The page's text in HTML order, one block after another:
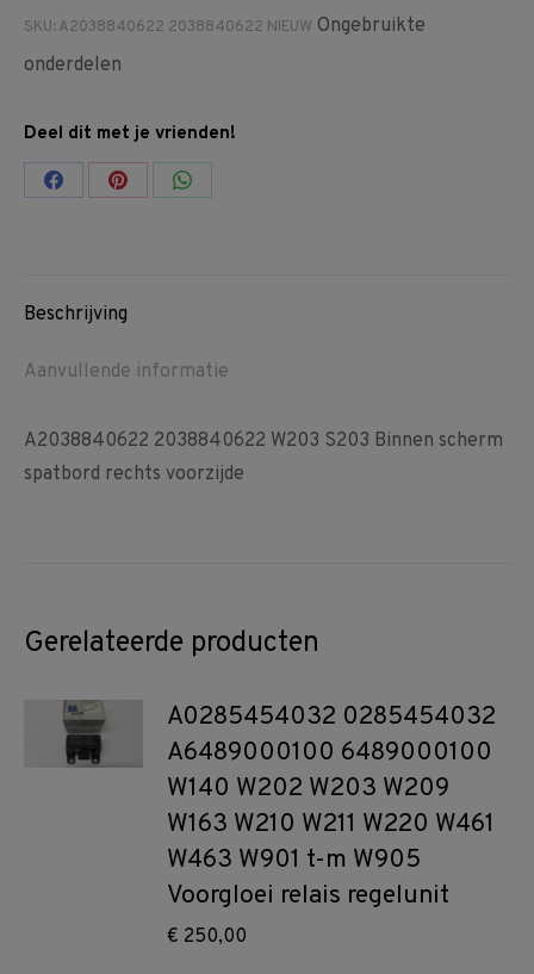
SKU:A2038840622 2038840622 NIEUW Ongebruikte
onderdelen
Deel dit met je vrienden!
Share Share Share
Beschrijving
Aanvullende informatie
A2038840622 2038840622 W203 S203 Binnen scherm
spatbord rechts voorzijde
Gerelateerde producten
A0285454032 0285454032
A6489000100 6489000100
W140 W202 W203 W209
W163 W210 W211 W220 W461
W463 W901 t-m W905
Voorgloei relais regelunit
€ 250,00